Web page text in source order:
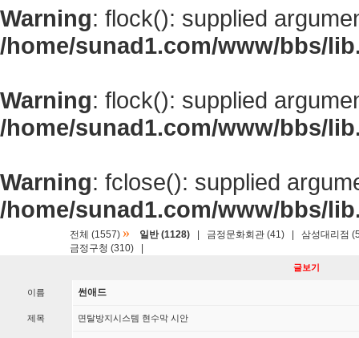
Warning: flock(): supplied
/home/sunad1.com/www/bbs/
Warning: flock(): supplied
/home/sunad1.com/www/bbs/
Warning: fclose(): supplied
/home/sunad1.com/www/bbs/
전체 (1557) » 일반 (1128) 금정문화회관 (41)
삼성대리점
금정구청 (310)
글보기
이름 썬애드
제목 면탈방지시스템 현수막 시안